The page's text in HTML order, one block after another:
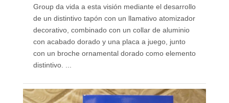
Group da vida a esta visión mediante el desarrollo
de un distintivo tapón con un llamativo atomizador
decorativo, combinado con un collar de aluminio
con acabado dorado y una placa a juego, junto
con un broche ornamental dorado como elemento
distintivo. ...